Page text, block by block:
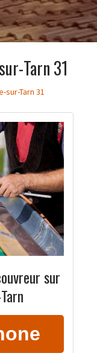
Tarn 31
sur-Tarn 31
sur